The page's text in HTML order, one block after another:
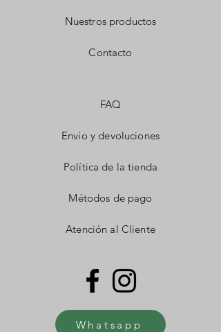
Nuestros productos
Contacto
FAQ
Envío y devoluciones
Política de la tienda
Métodos de pago
Atención al Cliente
Whatsapp